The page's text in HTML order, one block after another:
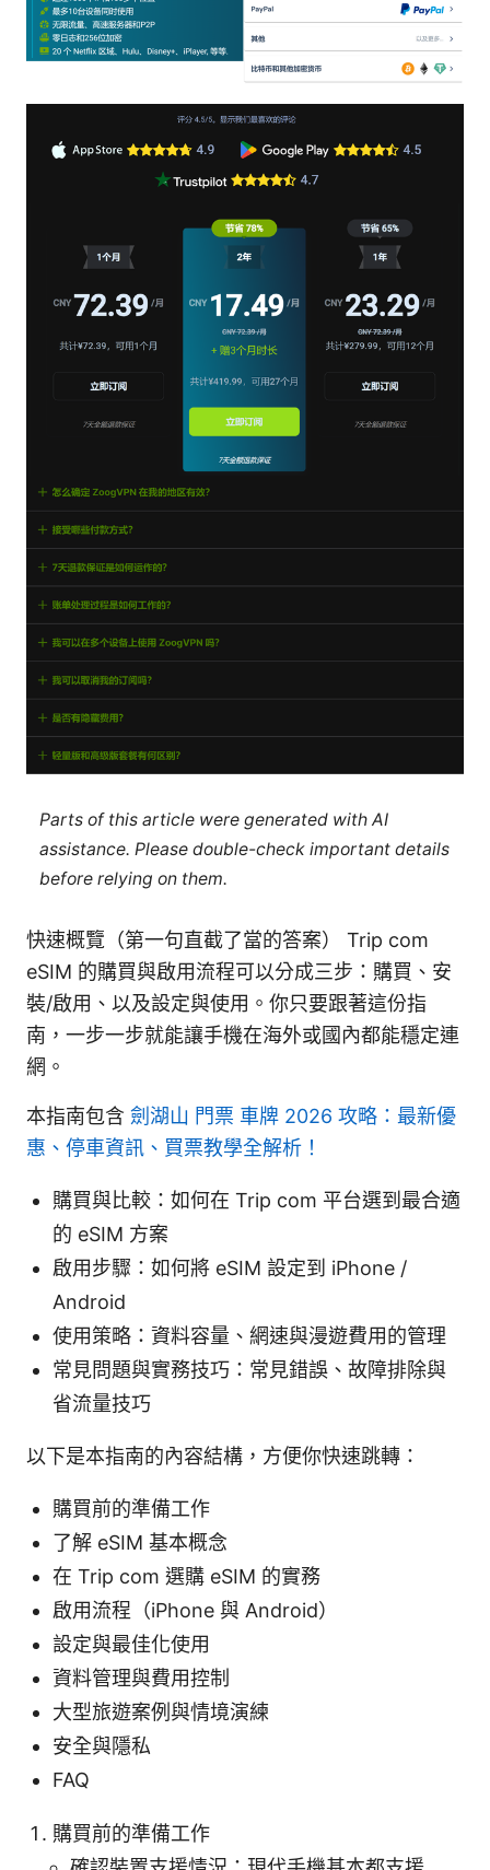
Parts of this article were generated with AI
assistance. Please double-check important details
before relying on them.
快速概覽（第一句直截了當的答案） Trip com
eSIM 的購買與啟用流程可以分成三步：購買、安
裝/啟用、以及設定與使用。你只要跟著這份指
南，一步一步就能讓手機在海外或國內都能穩定連
網。
本指南包含 劍湖山 門票 車牌 2026 攻略：最新優
惠、停車資訊、買票教學全解析！
購買與比較：如何在 Trip com 平台選到最合適
的 eSIM 方案
啟用步驟：如何將 eSIM 設定到 iPhone /
Android
使用策略：資料容量、網速與漫遊費用的管理
常見問題與實務技巧：常見錯誤、故障排除與
省流量技巧
以下是本指南的內容結構，方便你快速跳轉：
購買前的準備工作
了解 eSIM 基本概念
在 Trip com 選購 eSIM 的實務
啟用流程（iPhone 與 Android）
設定與最佳化使用
資料管理與費用控制
大型旅遊案例與情境演練
安全與隱私
FAQ
購買前的準備工作